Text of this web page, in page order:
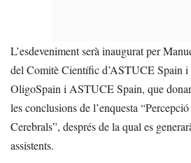
L’esdeveniment serà inaugurat per
del Comitè Científic d’ASTUCE Spain
OligoSpain i ASTUCE Spain, que
les conclusions de l’enquesta
Cerebrals”, després de la qual es
assistents.